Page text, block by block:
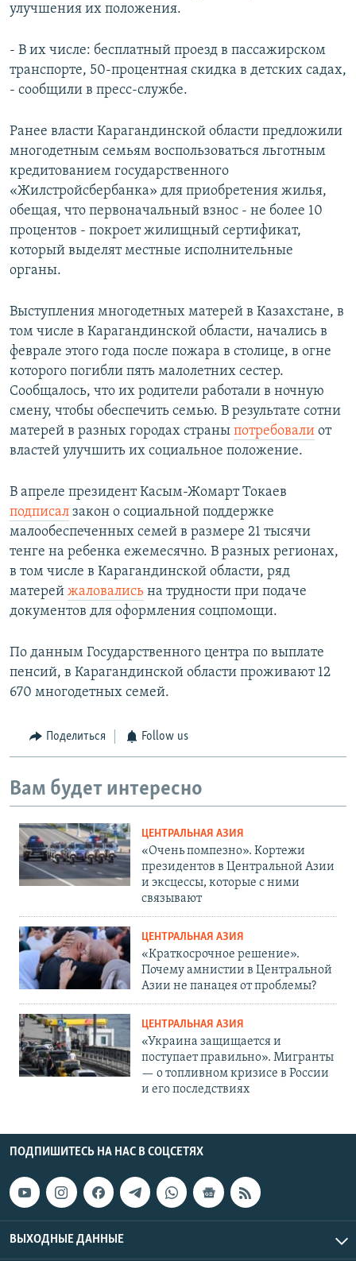
улучшения их положения.
- В их числе: бесплатный проезд в пассажирском
транспорте, 50-процентная скидка в детских садах,
- сообщили в пресс-службе.
Ранее власти Карагандинской области предложили
многодетным семьям воспользоваться льготным
кредитованием государственного
«Жилстройсбербанка» для приобретения жилья,
обещая, что первоначальный взнос - не более 10
процентов - покроет жилищный сертификат,
который выделят местные исполнительные
органы.
Выступления многодетных матерей в Казахстане, в
том числе в Карагандинской области, начались в
феврале этого года после пожара в столице, в огне
которого погибли пять малолетних сестер.
Сообщалось, что их родители работали в ночную
смену, чтобы обеспечить семью. В результате сотни
матерей в разных городах страны потребовали от
властей улучшить их социальное положение.
В апреле президент Касым-Жомарт Токаев
подписал закон о социальной поддержке
малообеспеченных семей в размере 21 тысячи
тенге на ребенка ежемесячно. В разных регионах,
в том числе в Карагандинской области, ряд
матерей жаловались на трудности при подаче
документов для оформления соцпомощи.
По данным Государственного центра по выплате
пенсий, в Карагандинской области проживают 12
670 многодетных семей.
Поделиться Follow us
Вам будет интересно
ЦЕНТРАЛЬНАЯ АЗИЯ
«Очень помпезно». Кортежи
президентов в Центральной Азии
и эксцессы, которые с ними
связывают
ЦЕНТРАЛЬНАЯ АЗИЯ
«Краткосрочное решение».
Почему амнистии в Центральной
Азии не панацея от проблемы?
ЦЕНТРАЛЬНАЯ АЗИЯ
«Украина защищается и
поступает правильно». Мигранты
— о топливном кризисе в России
и его последствиях
ПОДПИШИТЕСЬ НА НАС В СОЦСЕТЯХ
ВЫХОДНЫЕ ДАННЫЕ